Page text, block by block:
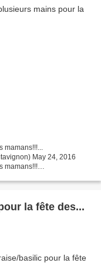
mamans!!!...
May 24, 2016
mamans!!!
la fête des...